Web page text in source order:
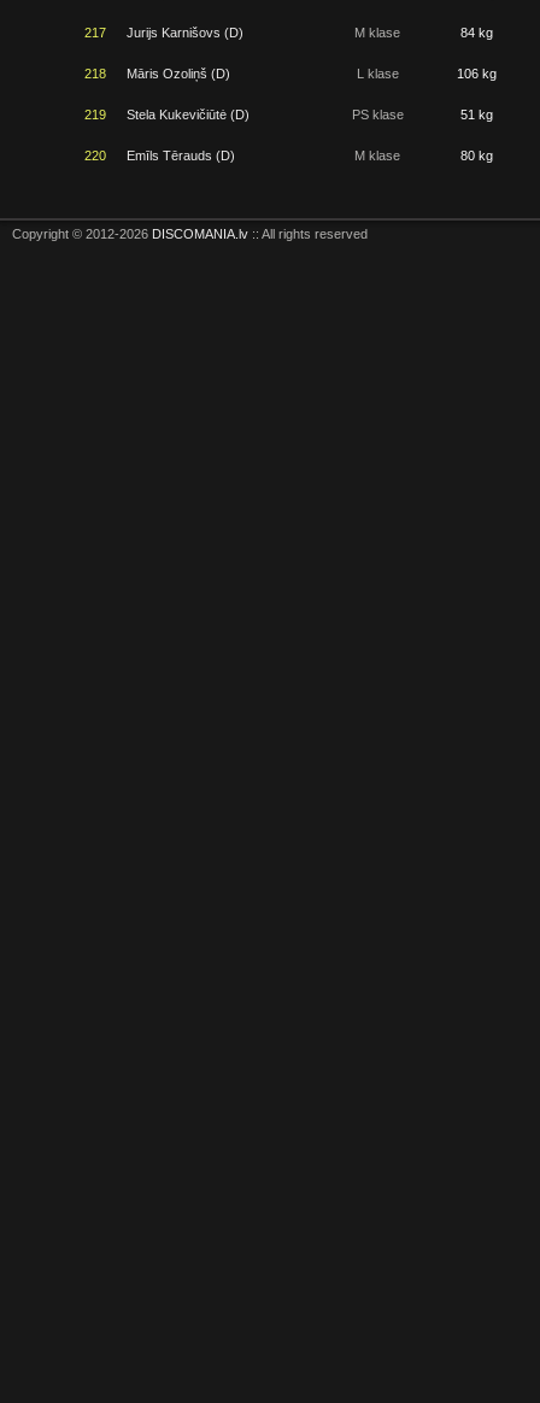
217 Jurijs Karnišovs (D) M klase 84 kg
218 Māris Ozoliņš (D) L klase 106 kg
219 Stela Kukevičiūtė (D) PS klase 51 kg
220 Emīls Tērauds (D) M klase 80 kg
Copyright © 2012-2026 DISCOMANIA.lv :: All rights reserved